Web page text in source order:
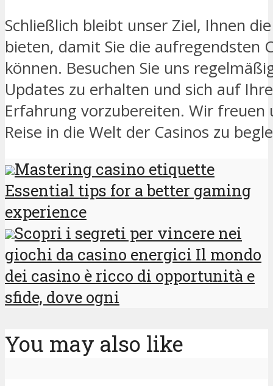
Schließlich bleibt unser Ziel, Ihnen
bieten, damit Sie die aufregendsten
können. Besuchen Sie uns
Updates zu erhalten und sich auf
Erfahrung vorzubereiten. Wir freuen
Reise in die Welt der Casinos zu
Mastering casino etiquette
Essential tips for a better gaming
experience
Scopri i segreti per vincere nei
giochi da casino energici Il mondo
dei casino è ricco di opportunità e
sfide, dove ogni
You may also like